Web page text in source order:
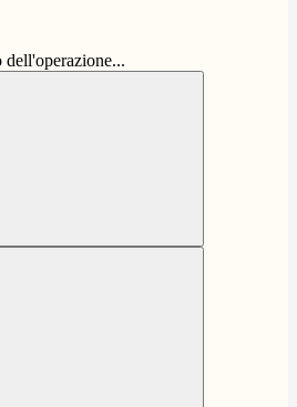
dell'operazione...